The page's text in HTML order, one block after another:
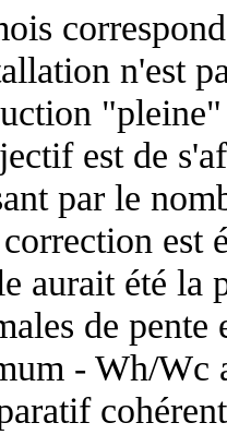
n'est
"pleine"
est de
par le
est
aurait été la
de
- Wh/Wc